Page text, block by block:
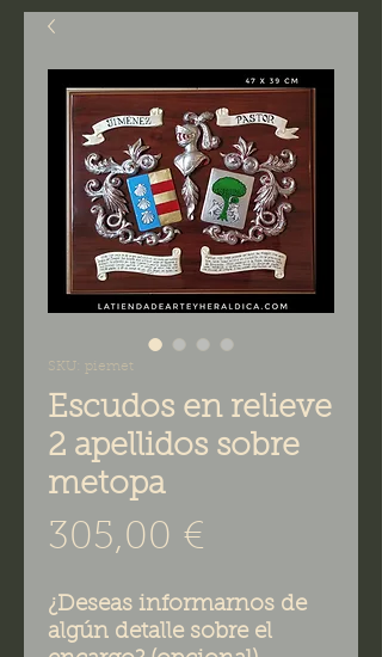
SKU: piemet
Escudos en relieve
2 apellidos sobre
metopa
305,00 €
¿Deseas informarnos de
algún detalle sobre el